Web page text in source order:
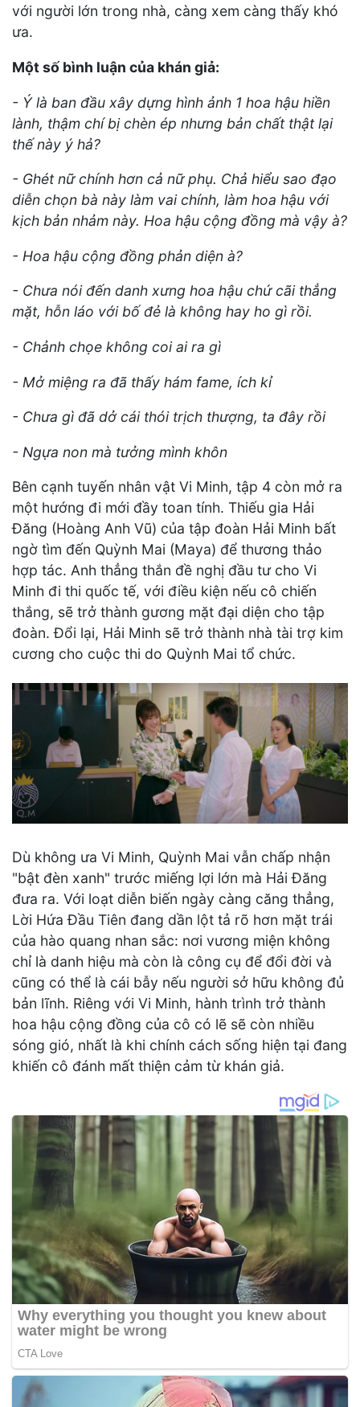
với người lớn trong nhà, càng xem càng thấy khó
ưa.
Một số bình luận của khán giả:
- Ý là ban đầu xây dựng hình ảnh 1 hoa hậu hiền
lành, thậm chí bị chèn ép nhưng bản chất thật lại
thế này ý hả?
- Ghét nữ chính hơn cả nữ phụ. Chả hiểu sao đạo
diễn chọn bà này làm vai chính, làm hoa hậu với
kịch bản nhảm này. Hoa hậu cộng đồng mà vậy à?
- Hoa hậu cộng đồng phản diện à?
- Chưa nói đến danh xưng hoa hậu chứ cãi thẳng
mặt, hỗn láo với bố đẻ là không hay ho gì rồi.
- Chảnh chọe không coi ai ra gì
- Mở miệng ra đã thấy hám fame, ích kỉ
- Chưa gì đã dở cái thói trịch thượng, ta đây rồi
- Ngựa non mà tưởng mình khôn
Bên cạnh tuyến nhân vật Vi Minh, tập 4 còn mở ra
một hướng đi mới đầy toan tính. Thiếu gia Hải
Đăng (Hoàng Anh Vũ) của tập đoàn Hải Minh bất
ngờ tìm đến Quỳnh Mai (Maya) để thương thảo
hợp tác. Anh thẳng thắn đề nghị đầu tư cho Vi
Minh đi thi quốc tế, với điều kiện nếu cô chiến
thắng, sẽ trở thành gương mặt đại diện cho tập
đoàn. Đổi lại, Hải Minh sẽ trở thành nhà tài trợ kim
cương cho cuộc thi do Quỳnh Mai tổ chức.
Dù không ưa Vi Minh, Quỳnh Mai vẫn chấp nhận
"bật đèn xanh" trước miếng lợi lớn mà Hải Đăng
đưa ra. Với loạt diễn biến ngày càng căng thẳng,
Lời Hứa Đầu Tiên đang dần lột tả rõ hơn mặt trái
của hào quang nhan sắc: nơi vương miện không
chỉ là danh hiệu mà còn là công cụ để đổi đời và
cũng có thể là cái bẫy nếu người sở hữu không đủ
bản lĩnh. Riêng với Vi Minh, hành trình trở thành
hoa hậu cộng đồng của cô có lẽ sẽ còn nhiều
sóng gió, nhất là khi chính cách sống hiện tại đang
khiến cô đánh mất thiện cảm từ khán giả.